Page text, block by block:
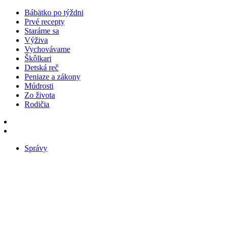
Bábätko po týždni
Prvé recepty
Staráme sa
Výživa
Vychovávame
Škôlkari
Detská reč
Peniaze a zákony
Múdrosti
Zo života
Rodičia
Správy